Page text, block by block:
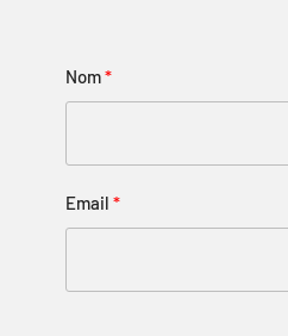
Nom
Email